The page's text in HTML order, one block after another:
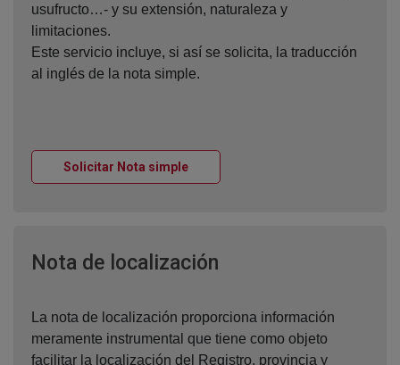
usufructo…- y su extensión, naturaleza y
limitaciones.
Este servicio incluye, si así se solicita, la traducción
al inglés de la nota simple.
Solicitar Nota simpleVentana nueva
Nota de localización
La nota de localización proporciona información
meramente instrumental que tiene como objeto
facilitar la localización del Registro, provincia y